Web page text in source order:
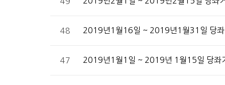
48 2019년1월16일 ~ 2019년1월31일 당
47 2019년1월1일 ~ 2019년 1월15일 당좌